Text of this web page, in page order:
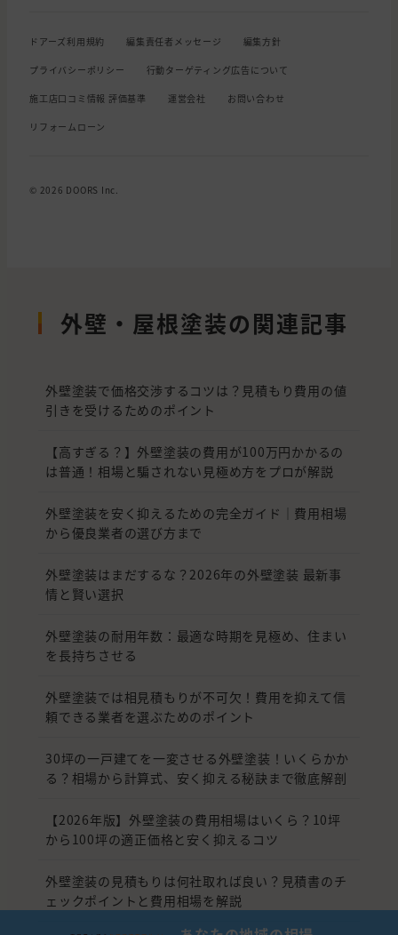
ドアーズ利用規約 編集責任者メッセージ 編集方針
プライバシーポリシー 行動ターゲティング広告について
施工店口コミ情報 評価基準 運営会社 お問い合わせ
リフォームローン
© 2026 DOORS Inc.
外壁・屋根塗装の関連記事
外壁塗装で価格交渉するコツは？見積もり費用の値
引きを受けるためのポイント
【高すぎる？】外壁塗装の費用が100万円かかるの
は普通！相場と騙されない見極め方をプロが解説
外壁塗装を安く抑えるための完全ガイド｜費用相場
から優良業者の選び方まで
外壁塗装はまだするな？2026年の外壁塗装 最新事
情と賢い選択
外壁塗装の耐用年数：最適な時期を見極め、住まい
を長持ちさせる
外壁塗装では相見積もりが不可欠！費用を抑えて信
頼できる業者を選ぶためのポイント
30坪の一戸建てを一変させる外壁塗装！いくらかか
る？相場から計算式、安く抑える秘訣まで徹底解剖
【2026年版】外壁塗装の費用相場はいくら？10坪
から100坪の適正価格と安く抑えるコツ
外壁塗装の見積もりは何社取れば良い？見積書のチ
ェックポイントと費用相場を解説